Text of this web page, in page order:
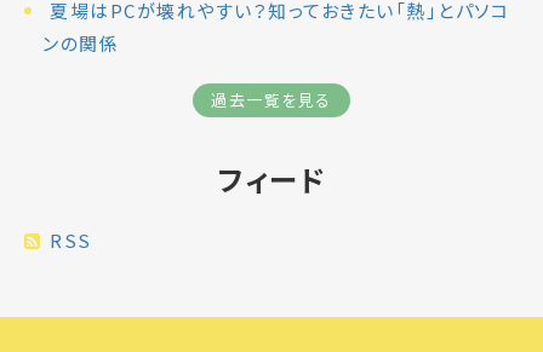
夏場はPCが壊れやすい？知っておきたい「熱」とパソコ
ンの関係
過去一覧を見る
フィード
RSS